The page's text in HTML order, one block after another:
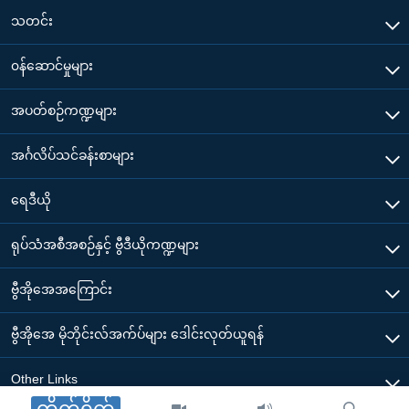
သတင်း
၀န်ဆောင်မှုများ
အပတ်စဉ်ကဏ္ဍများ
အင်္ဂလိပ်သင်ခန်းစာများ
ရေဒီယို
ရုပ်သံအစီအစဉ်နှင့် ဗွီဒီယိုကဏ္ဍများ
ဗွီအိုအေအကြောင်း
ဗွီအိုအေ မိုဘိုင်းလ်အက်ပ်များ ဒေါင်းလုတ်ယူရန်
Other Links